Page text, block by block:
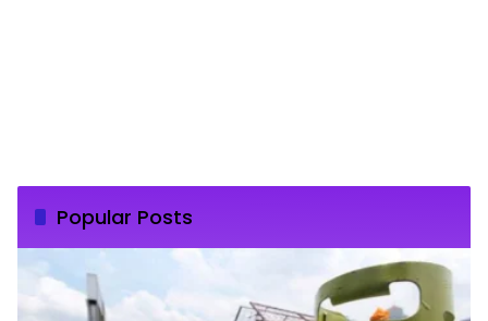
Popular Posts